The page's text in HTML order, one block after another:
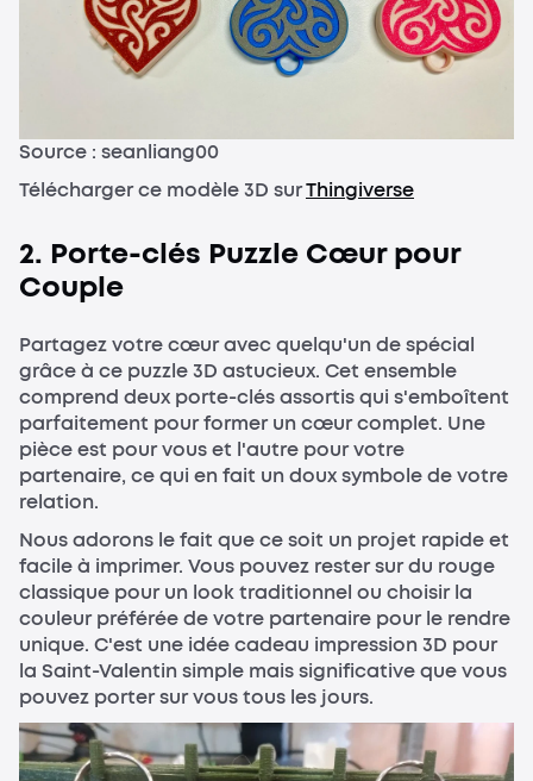
Source : seanliang00
Télécharger ce modèle 3D surThingiverse
2. Porte-clés Puzzle Cœur pour
Couple
Partagez votre cœur avec quelqu'un de spécial
grâce à ce puzzle 3D astucieux. Cet ensemble
comprend deux porte-clés assortis qui s'emboîtent
parfaitement pour former un cœur complet. Une
pièce est pour vous et l'autre pour votre
partenaire, ce qui en fait un doux symbole de votre
relation.
Nous adorons le fait que ce soit un projet rapide et
facile à imprimer. Vous pouvez rester sur du rouge
classique pour un look traditionnel ou choisir la
couleur préférée de votre partenaire pour le rendre
unique. C'est une idée cadeau impression 3D pour
la Saint-Valentin simple mais significative que vous
pouvez porter sur vous tous les jours.